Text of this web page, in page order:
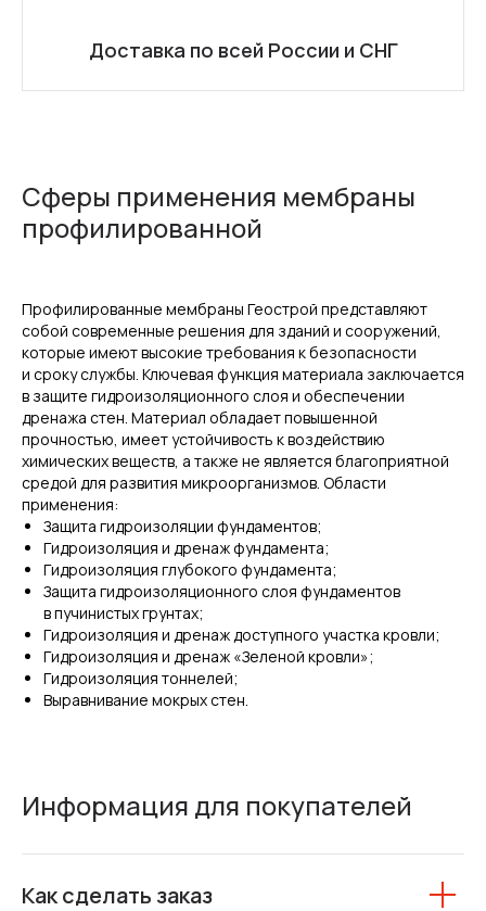
Доставка по всей России и СНГ
Сферы применения мембраны
профилированной
Профилированные мембраны Геострой представляют
собой современные решения для зданий и сооружений,
которые имеют высокие требования к безопасности
и сроку службы. Ключевая функция материала заключается
в защите гидроизоляционного слоя и обеспечении
дренажа стен. Материал обладает повышенной
прочностью, имеет устойчивость к воздействию
химических веществ, а также не является благоприятной
средой для развития микроорганизмов. Области
применения:
Защита гидроизоляции фундаментов;
Гидроизоляция и дренаж фундамента;
Гидроизоляция глубокого фундамента;
Защита гидроизоляционного слоя фундаментов
в пучинистых грунтах;
Гидроизоляция и дренаж доступного участка кровли;
Гидроизоляция и дренаж «Зеленой кровли»;
Гидроизоляция тоннелей;
Выравнивание мокрых стен.
Информация для покупателей
Как сделать заказ